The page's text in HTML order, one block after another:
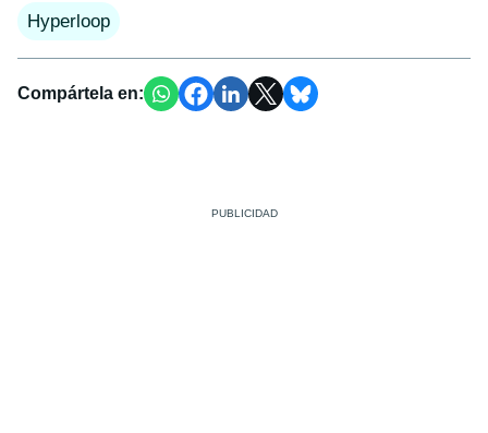
Hyperloop
Compártela en: